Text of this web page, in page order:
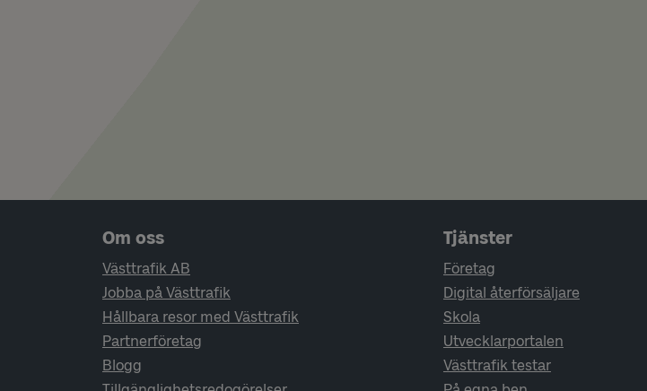
Sidfotsnavigering
Om oss
Västtrafik AB
Jobba på Västtrafik
Hållbara resor med Västtrafik
Partnerföretag
Blogg
Tjänster
Företag
Digital återförsäljare
Skola
Utvecklarportalen
Västtrafik testar